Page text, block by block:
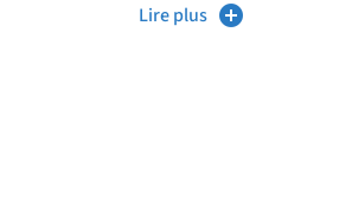
La formation offre un
Lire plus